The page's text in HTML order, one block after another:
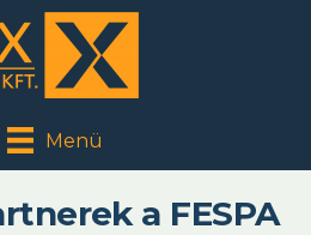
Menü
a FESPA